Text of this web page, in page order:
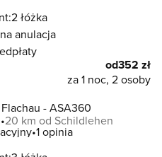
2 łóżka
anulacja
od352 zł
za 1 noc, 2 osoby
- ASA360
20 km od Schildlehen
1 opinia